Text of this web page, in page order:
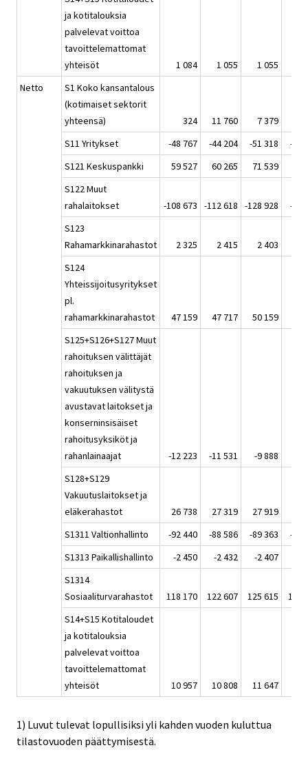
ja kotitalouksia
palvelevat voittoa
tavoittelemattomat
yhteisöt
1 084 1 055 1 055
Netto
S1 Koko kansantalous
(kotimaiset sektorit
yhteensä)
324 11 760 7 379
S11 Yritykset
-48 767 -44 204 -51 318
-47
S121 Keskuspankki
59 527 60 265 71 539
S122 Muut
rahalaitokset
-108 673 -112 618 -128 928
-94
S123
Rahamarkkinarahastot
2 325 2 415 2 403
S124
Yhteissijoitusyritykset
pl.
rahamarkkinarahastot
47 159 47 717 50 159
S125+S126+S127 Muut
rahoituksen välittäjät
rahoituksen ja
vakuutuksen välitystä
avustavat laitokset ja
konserninsisäiset
rahoitusyksiköt ja
rahanlainaajat
-12 223 -11 531 -9 888
S128+S129
Vakuutuslaitokset ja
eläkerahastot
26 738 27 319 27 919
S1311 Valtionhallinto
-92 440 -88 586 -89 363
-91
S1313 Paikallishallinto
-2 450 -2 432 -2 407
S1314
Sosiaaliturvarahastot
118 170 122 607 125 615
130
S14+S15 Kotitaloudet
ja kotitalouksia
palvelevat voittoa
tavoittelemattomat
yhteisöt
10 957 10 808 11 647
1) Luvut tulevat lopullisiksi yli kahden vuoden kuluttua
tilastovuoden päättymisestä.